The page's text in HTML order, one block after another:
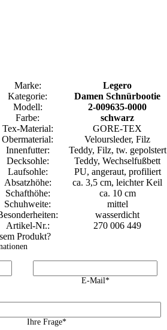
Marke:
Legero
Kategorie:
Damen Schnürbootie
Modell:
2-009635-0000
Farbe:
schwarz
Tex-Material:
GORE-TEX
Obermaterial:
Veloursleder, Filz
Innenfutter:
Teddy, Filz, tw. gepolstert
Decksohle:
Teddy, Wechselfußbett
Laufsohle:
PU, angeraut, profiliert
Absatzhöhe:
ca. 3,5 cm, leichter Keil
Schafthöhe:
ca. 10 cm
Schuhweite:
mittel
wasserdicht
Artikel-Nr.:
270 006 449
Produkt?
E-Mail*
Ihre Frage*